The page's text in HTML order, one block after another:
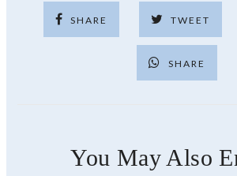
SHARE TWEET
SHARE
You May Also